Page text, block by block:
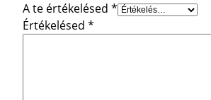
A te értékelésed *
Értékelésed *